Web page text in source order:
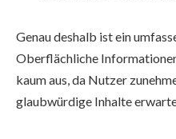
Genau deshalb ist ein
Oberflächliche
kaum aus, da Nutzer
glaubwürdige Inhalte